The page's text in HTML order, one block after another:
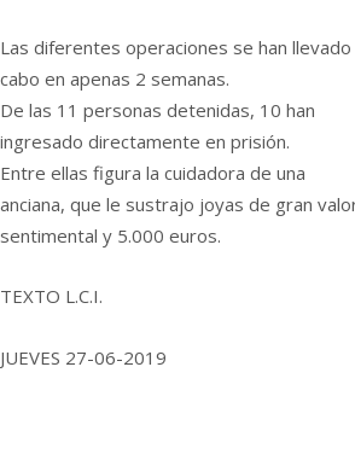
Las diferentes operaciones se han llevado
cabo en apenas 2 semanas.
De las 11 personas detenidas, 10 han
ingresado directamente en prisión.
Entre ellas figura la cuidadora de una
anciana, que le sustrajo joyas de gran
sentimental y 5.000 euros.
TEXTO L.C.I.
JUEVES 27-06-2019